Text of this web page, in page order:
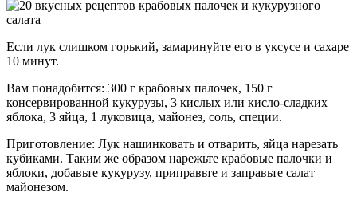
Если лук слишком горький, замаринуйте его в уксусе и сахаре
10 минут.
Вам понадобится: 300 г крабовых палочек, 150 г
консервированной кукурузы, 3 кислых или кисло-сладких
яблока, 3 яйца, 1 луковица, майонез, соль, специи.
Приготовление: Лук нашинковать и отварить, яйца нарезать
кубиками. Таким же образом нарежьте крабовые палочки и
яблоки, добавьте кукурузу, приправьте и заправьте салат
майонезом.